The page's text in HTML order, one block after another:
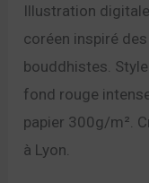
Illustration
coréen inspiré
bouddhistes.
fond rouge
papier 300g/m².
à Lyon.